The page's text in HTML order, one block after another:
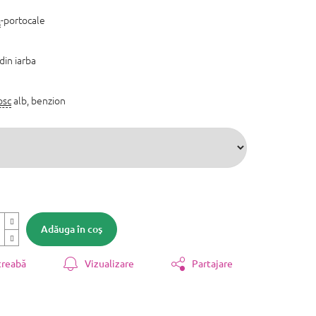
Adăuga în coş
-portocale
din iarba
alb, benzion
Vizualizare Partajare